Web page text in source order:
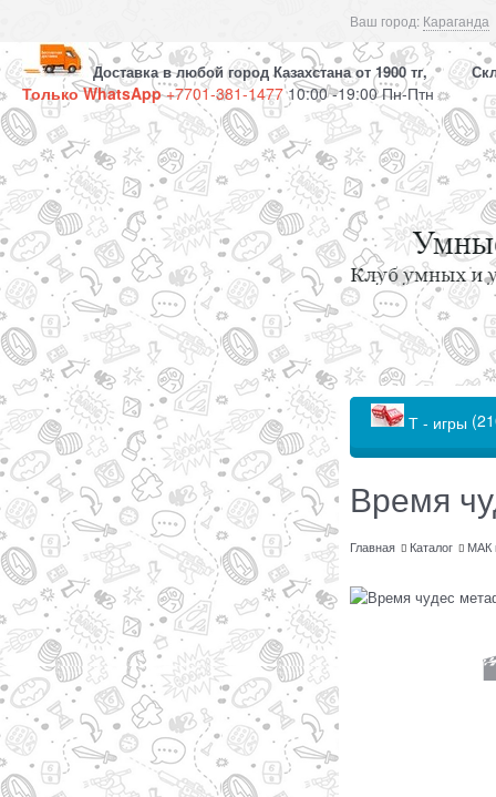
Ваш город: Караганда
Доставка в любой город Казахстана от 1900 тг,
Только WhatsApp+7701-381-147710:00 -19:00 Пн-Птн
Т - игры
Время
Главная Каталог МАК